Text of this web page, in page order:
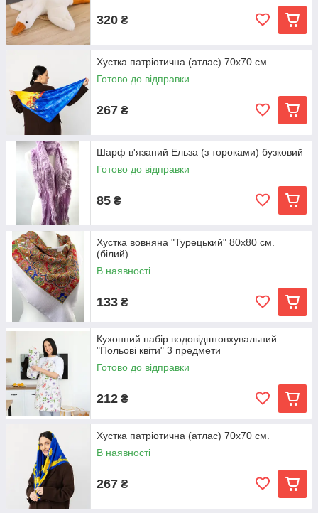
320 ₴
Хустка патріотична (атлас) 70х70 см.
Готово до відправки
267 ₴
Шарф в'язаний Ельза (з тороками) бузковий
Готово до відправки
85 ₴
Хустка вовняна "Турецький" 80х80 см.
(білий)
В наявності
133 ₴
Кухонний набір водовідштовхувальний
"Польові квіти" 3 предмети
Готово до відправки
212 ₴
Хустка патріотична (атлас) 70х70 см.
В наявності
267 ₴